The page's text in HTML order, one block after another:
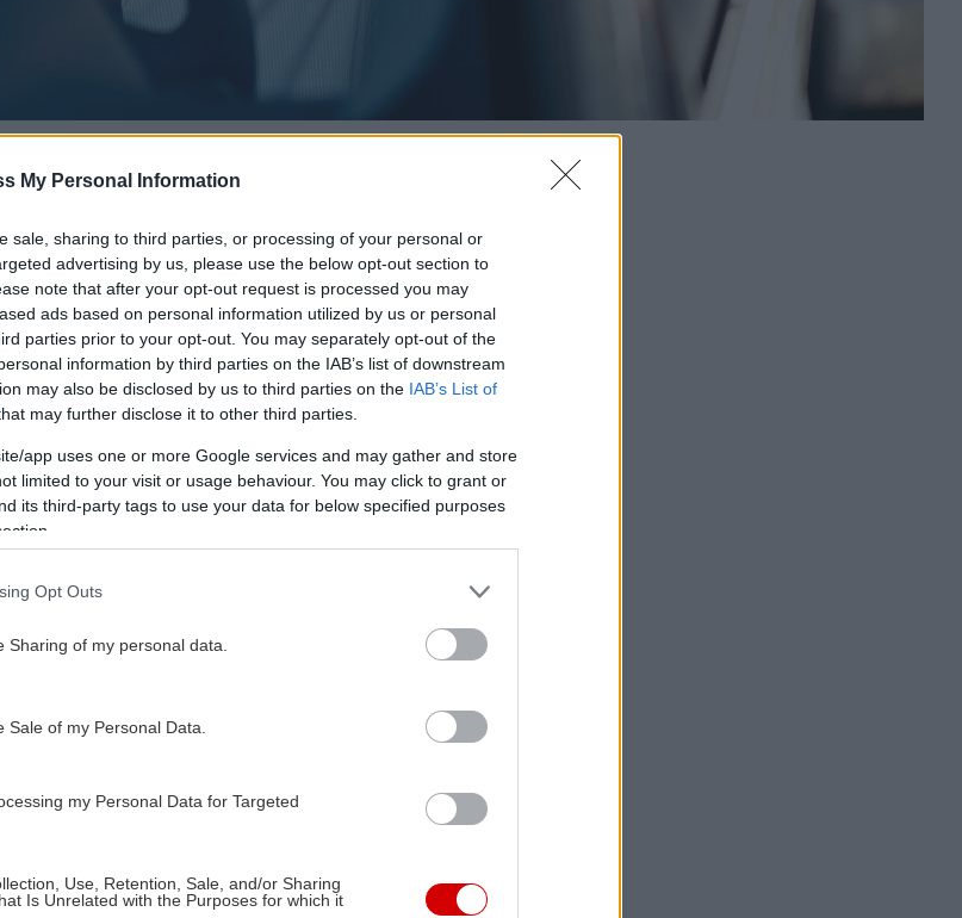
My Personal Information
sale, sharing to third parties, or processing of your personal or
advertising by us, please use the below opt-out section to
note that after your opt-out request is processed you may
ads based on personal information utilized by us or personal
parties prior to your opt-out. You may separately opt-out of the
information by third parties on the IAB’s list of downstream
may also be disclosed by us to third parties on the IAB’s List of
may further disclose it to other third parties.
app uses one or more Google services and may gather and store
limited to your visit or usage behaviour. You may click to grant or
its third-party tags to use your data for below specified purposes
Opt Outs
Sharing of my personal data.
of my Personal Data.
my Personal Data for Targeted
Use, Retention, Sale, and/or Sharing
Is Unrelated with the Purposes for which it